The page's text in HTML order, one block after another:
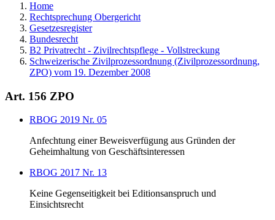
Home
Rechtsprechung Obergericht
Gesetzesregister
Bundesrecht
B2 Privatrecht - Zivilrechtspflege - Vollstreckung
Schweizerische Zivilprozessordnung (Zivilprozessordnung,
ZPO) vom 19. Dezember 2008
Art. 156 ZPO
RBOG 2019 Nr. 05
Anfechtung einer Beweisverfügung aus Gründen der
Geheimhaltung von Geschäftsinteressen
RBOG 2017 Nr. 13
Keine Gegenseitigkeit bei Editionsanspruch und
Einsichtsrecht